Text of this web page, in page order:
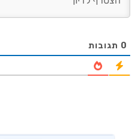
0 תגובות